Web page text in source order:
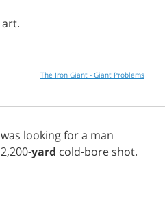
art.
The Iron Giant - Giant Problems
was lookingfora man
2,200-yard cold-bore shot.